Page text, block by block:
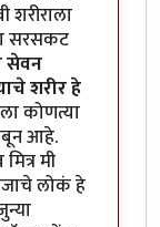
शरीराला
सरसकट
सेवन
शरीर हे
कोणत्या
आहे.
मी
लोकं हे